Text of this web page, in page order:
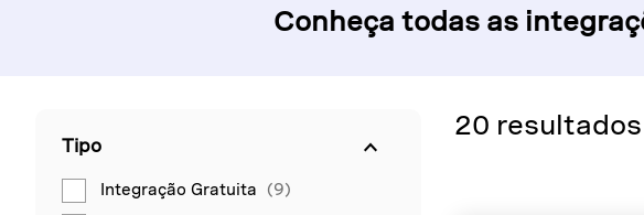
Conheça todas as
Tipo
Integração Gratuita
(9)
20